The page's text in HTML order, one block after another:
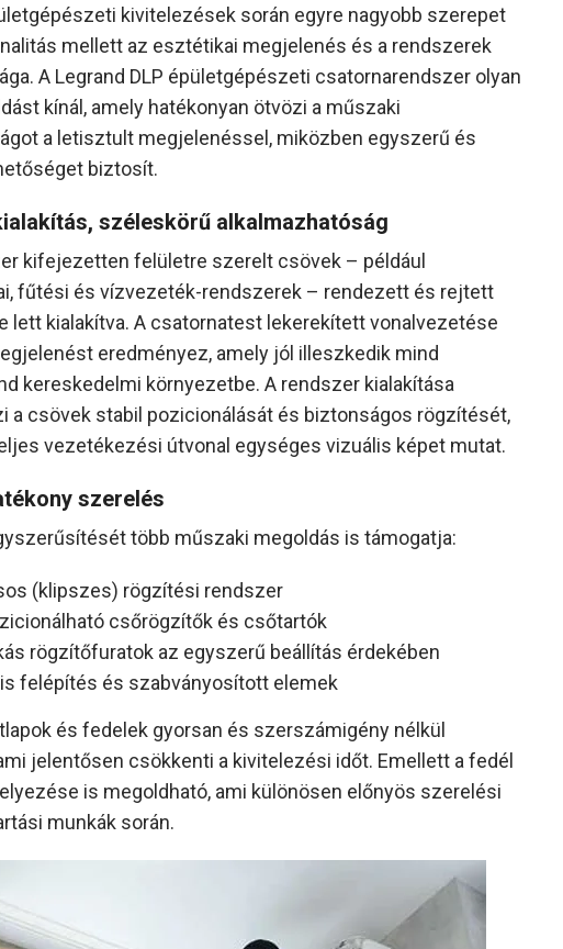
kivitelezések során egyre nagyobb szerepet
mellett az esztétikai megjelenés és a rendszerek
A Legrand DLP épületgépészeti csatornarendszer olyan
kínál, amely hatékonyan ötvözi a műszaki
a letisztult megjelenéssel, miközben egyszerű és
biztosít.
széleskörű alkalmazhatóság
kifejezetten felületre szerelt csövek – például
fűtési és vízvezeték-rendszerek – rendezett és rejtett
lett kialakítva. A csatornatest lekerekített vonalvezetése
eredményez, amely jól illeszkedik mind
kereskedelmi környezetbe. A rendszer kialakítása
a csövek stabil pozicionálását és biztonságos rögzítését,
vezetékezési útvonal egységes vizuális képet mutat.
szerelés
több műszaki megoldás is támogatja:
(klipszes) rögzítési rendszer
csőrögzítők és csőtartók
rögzítőfuratok az egyszerű beállítás érdekében
felépítés és szabványosított elemek
és fedelek gyorsan és szerszámigény nélkül
jelentősen csökkenti a kivitelezési időt. Emellett a fedél
is megoldható, ami különösen előnyös szerelési
munkák során.